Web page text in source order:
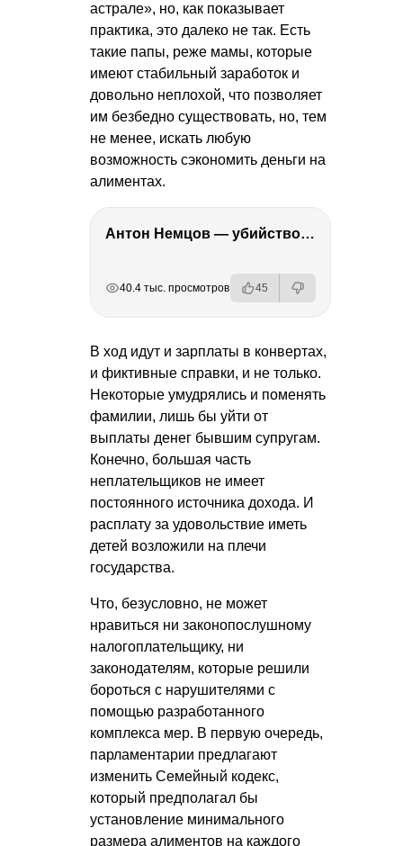
астрале», но, как показывает
практика, это далеко не так. Есть
такие папы, реже мамы, которые
имеют стабильный заработок и
довольно неплохой, что позволяет
им безбедно существовать, но, тем
не менее, искать любую
возможность сэкономить деньги на
алиментах.
Антон Немцов — убийство Бориса Немцова, переезд в Дубай, семья и политика
40.4 тыс. просмотров 45
В ход идут и зарплаты в конвертах,
и фиктивные справки, и не только.
Некоторые умудрялись и поменять
фамилии, лишь бы уйти от
выплаты денег бывшим супругам.
Конечно, большая часть
неплательщиков не имеет
постоянного источника дохода. И
расплату за удовольствие иметь
детей возложили на плечи
государства.
Что, безусловно, не может
нравиться ни законопослушному
налогоплательщику, ни
законодателям, которые решили
бороться с нарушителями с
помощью разработанного
комплекса мер. В первую очередь,
парламентарии предлагают
изменить Семейный кодекс,
который предполагал бы
установление минимального
размера алиментов на каждого